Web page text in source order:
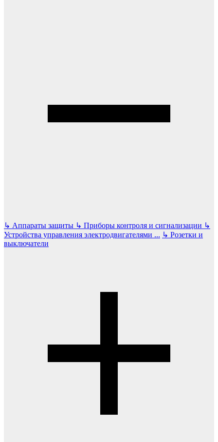
↳ Аппараты защиты ↳ Приборы контроля и сигнализации ↳
Устройства управления электродвигателями ... ↳ Розетки и
выключатели